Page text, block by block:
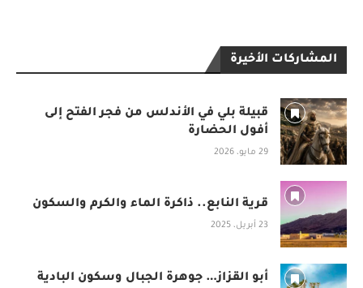
المشاركات الأخيرة
قبيلة بلي في الأندلس من فجر الفتح إلى
أفول الحضارة
29 مايو، 2026
قرية النابع.. ذاكرة الماء والكرم والسكون
23 أبريل، 2025
أبو القزاز… جوهرة الجبال وسكون البادية